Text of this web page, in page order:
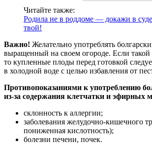
Читайте также:
Родила не в роддоме — докажи в
твой!
Важно! Желательно употреблять
выращенный на своем огороде. Если такой
то купленные плоды перед готовкой
в холодной воде с целью избавления от
Противопоказаниями к употреблению
из-за содержания клетчатки и эфирных
склонность к аллергии;
заболевания желудочно-кишечного
пониженная кислотность);
болезни печени, почек.